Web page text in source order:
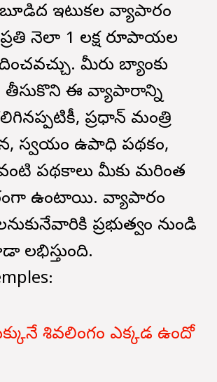
ఇటుకల వ్యాపారం
నెలా 1 లక్ష రూపాయల
మీరు బ్యాంకు
తీసుకొని ఈ వ్యాపారాన్ని
ప్రధాన్ మంత్రి
స్వయం ఉపాధి పథకం,
పథకాలు మీకు మరింత
ఉంటాయి. వ్యాపారం
ప్రభుత్వం నుండి
లభిస్తుంది.
శివలింగం ఎక్కడ ఉందో